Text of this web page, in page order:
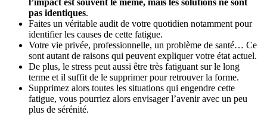
l’impact est souvent le même, mais les solutions ne sont
pas identiques.
Faites un véritable audit de votre quotidien notamment pour
identifier les causes de cette fatigue.
Votre vie privée, professionnelle, un problème de santé… Ce
sont autant de raisons qui peuvent expliquer votre état actuel.
De plus, le stress peut aussi être très fatiguant sur le long
terme et il suffit de le supprimer pour retrouver la forme.
Supprimez alors toutes les situations qui engendre cette
fatigue, vous pourriez alors envisager l’avenir avec un peu
plus de sérénité.